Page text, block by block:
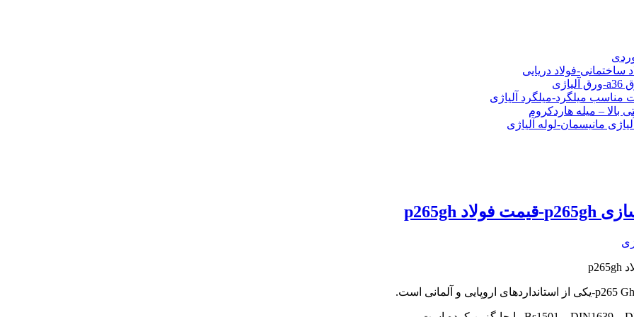
ساختمانی-فولاد دریایی
مناسب میلگرد-میلگرد آلیاژی
– میله هاردکروم
مانیسمان-لوله آلیاژی